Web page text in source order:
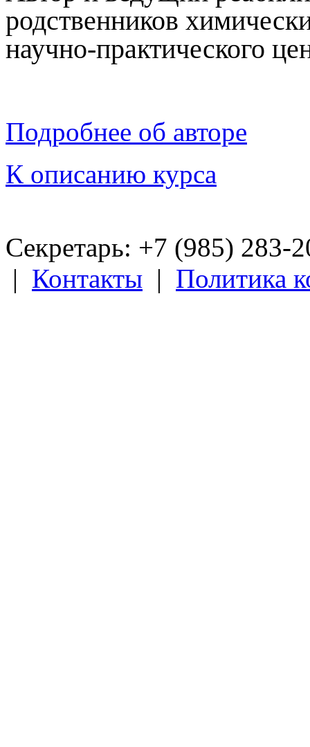
родственников
научно-практического
Подробнее об авторе
К описанию курса
Секретарь: +7 (985)
| Контакты | Политика